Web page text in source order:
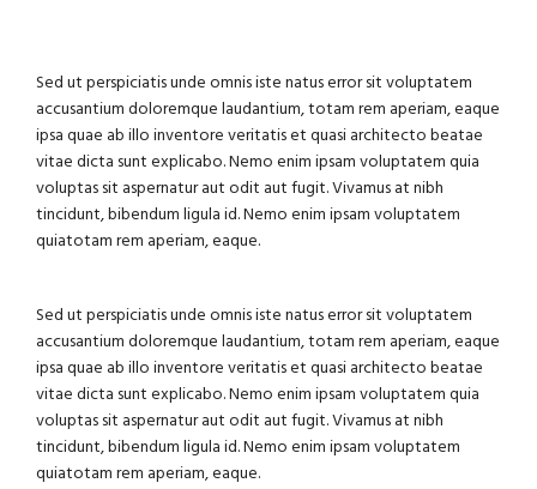
Sed ut perspiciatis unde omnis iste natus error sit voluptatem
accusantium doloremque laudantium, totam rem aperiam, eaque
ipsa quae ab illo inventore veritatis et quasi architecto beatae
vitae dicta sunt explicabo. Nemo enim ipsam voluptatem quia
voluptas sit aspernatur aut odit aut fugit. Vivamus at nibh
tincidunt, bibendum ligula id. Nemo enim ipsam voluptatem
quiatotam rem aperiam, eaque.
Sed ut perspiciatis unde omnis iste natus error sit voluptatem
accusantium doloremque laudantium, totam rem aperiam, eaque
ipsa quae ab illo inventore veritatis et quasi architecto beatae
vitae dicta sunt explicabo. Nemo enim ipsam voluptatem quia
voluptas sit aspernatur aut odit aut fugit. Vivamus at nibh
tincidunt, bibendum ligula id. Nemo enim ipsam voluptatem
quiatotam rem aperiam, eaque.